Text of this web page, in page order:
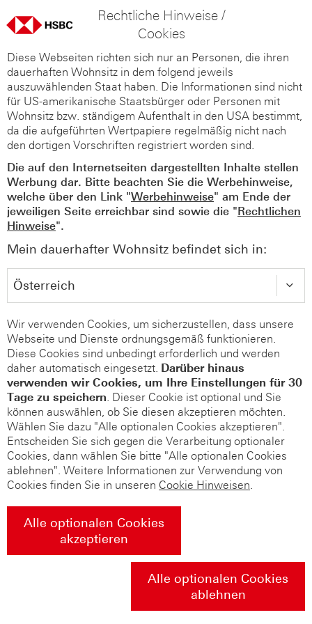
Rechtliche Hinweise /
Cookies
Diese Webseiten richten sich nur an Personen, die ihren
dauerhaften Wohnsitz in dem folgend jeweils
auszuwählenden Staat haben. Die Informationen sind nicht
für US-amerikanische Staatsbürger oder Personen mit
Wohnsitz bzw. ständigem Aufenthalt in den USA bestimmt,
da die aufgeführten Wertpapiere regelmäßig nicht nach
den dortigen Vorschriften registriert worden sind.
Die auf den Internetseiten dargestellten Inhalte stellen
Werbung dar. Bitte beachten Sie die Werbehinweise,
welche über den Link "Werbehinweise" am Ende der
jeweiligen Seite erreichbar sind sowie die "Rechtlichen
Hinweise".
Mein dauerhafter Wohnsitz befindet sich in:
Wir verwenden Cookies, um sicherzustellen, dass unsere
Webseite und Dienste ordnungsgemäß funktionieren.
Diese Cookies sind unbedingt erforderlich und werden
daher automatisch eingesetzt. Darüber hinaus
verwenden wir Cookies, um Ihre Einstellungen für 30
Tage zu speichern. Dieser Cookie ist optional und Sie
können auswählen, ob Sie diesen akzeptieren möchten.
Wählen Sie dazu "Alle optionalen Cookies akzeptieren".
Entscheiden Sie sich gegen die Verarbeitung optionaler
Cookies, dann wählen Sie bitte "Alle optionalen Cookies
ablehnen". Weitere Informationen zur Verwendung von
Cookies finden Sie in unseren Cookie Hinweisen.
Alle optionalen Cookies
akzeptieren
Alle optionalen Cookies
ablehnen